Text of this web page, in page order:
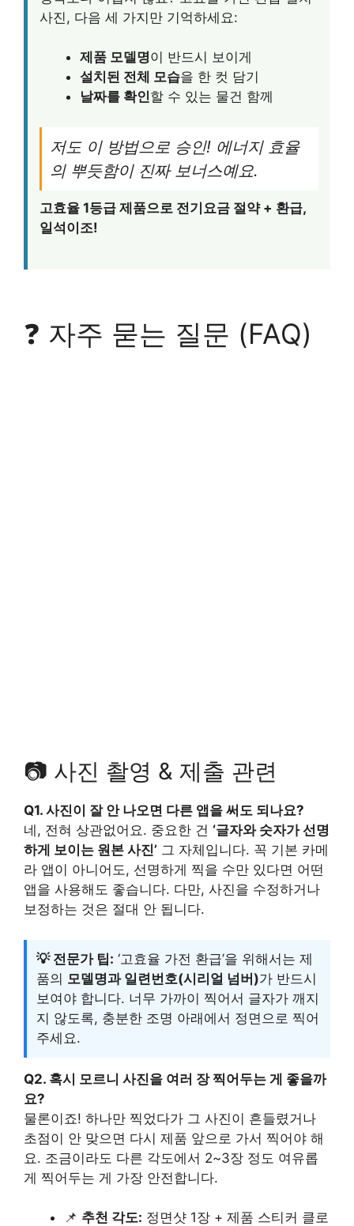
사진, 다음 세 가지만 기억하세요:
제품 모델명이 반드시 보이게
설치된 전체 모습을 한 컷 담기
날짜를 확인할 수 있는 물건 함께
저도 이 방법으로 승인! 에너지 효율
의 뿌듯함이 진짜 보너스예요.
고효율 1등급 제품으로 전기요금 절약 + 환급,
일석이조!
❓ 자주 묻는 질문 (FAQ)
📷 사진 촬영 & 제출 관련
Q1. 사진이 잘 안 나오면 다른 앱을 써도 되나요?
네, 전혀 상관없어요. 중요한 건 ‘글자와 숫자가 선명
하게 보이는 원본 사진’ 그 자체입니다. 꼭 기본 카메
라 앱이 아니어도, 선명하게 찍을 수만 있다면 어떤
앱을 사용해도 좋습니다. 다만, 사진을 수정하거나
보정하는 것은 절대 안 됩니다.
💡 전문가 팁: ‘고효율 가전 환급’을 위해서는 제
품의 모델명과 일련번호(시리얼 넘버)가 반드시
보여야 합니다. 너무 가까이 찍어서 글자가 깨지
지 않도록, 충분한 조명 아래에서 정면으로 찍어
주세요.
Q2. 혹시 모르니 사진을 여러 장 찍어두는 게 좋을까
요?
물론이죠! 하나만 찍었다가 그 사진이 흔들렸거나
초점이 안 맞으면 다시 제품 앞으로 가서 찍어야 해
요. 조금이라도 다른 각도에서 2~3장 정도 여유롭
게 찍어두는 게 가장 안전합니다.
📌 추천 각도: 정면샷 1장 + 제품 스티커 클로